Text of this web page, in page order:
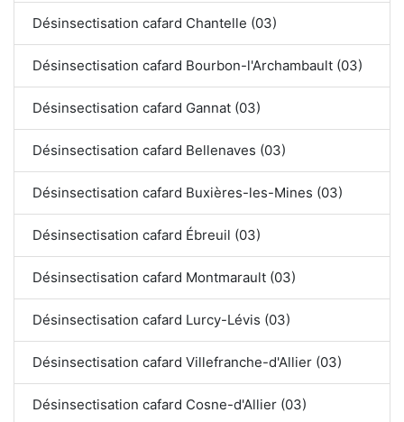
Désinsectisation cafard Chantelle (03)
Désinsectisation cafard Bourbon-l'Archambault (03)
Désinsectisation cafard Gannat (03)
Désinsectisation cafard Bellenaves (03)
Désinsectisation cafard Buxières-les-Mines (03)
Désinsectisation cafard Ébreuil (03)
Désinsectisation cafard Montmarault (03)
Désinsectisation cafard Lurcy-Lévis (03)
Désinsectisation cafard Villefranche-d'Allier (03)
Désinsectisation cafard Cosne-d'Allier (03)